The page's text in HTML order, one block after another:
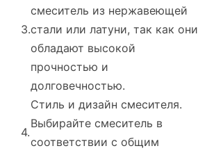
3.
смеситель из нержавеющей
стали или латуни, так как они
обладают высокой
прочностью и
долговечностью.
4.
Стиль и дизайн смесителя.
Выбирайте смеситель в
соответствии с общим